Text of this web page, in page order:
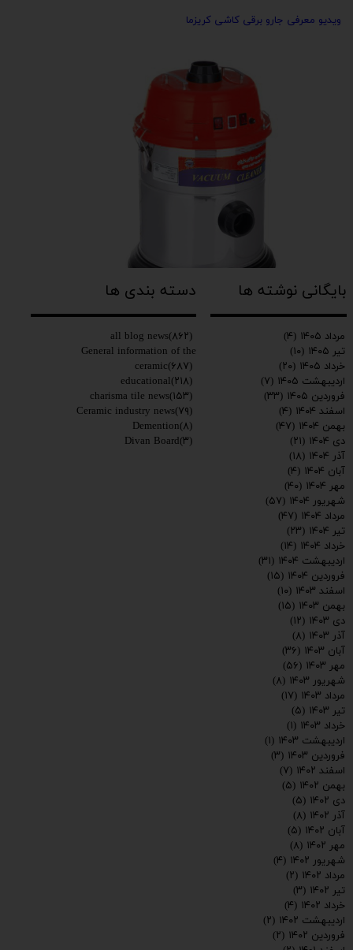
ویدیو معرفی جارو برقی کاشی کریزما
ارسال
بایگانی نوشته ها دسته بندی ها
all blog news(۸۶۲)
General information of the
ceramic(۶۸۷)
educational(۲۱۸)
charisma tile news(۱۵۳)
Ceramic industry news(۷۹)
Demention(۸)
Divan Board(۳)
مرداد ۱۴۰۵
(۴)
تیر ۱۴۰۵
(۱۰)
خرداد ۱۴۰۵
(۲۰)
اردیبهشت ۱۴۰۵
(۷)
فروردین ۱۴۰۵
(۳۳)
اسفند ۱۴۰۴
(۴)
بهمن ۱۴۰۴
(۴۷)
دی ۱۴۰۴
(۲۱)
آذر ۱۴۰۴
(۱۸)
آبان ۱۴۰۴
(۴)
مهر ۱۴۰۴
(۴۰)
شهریور ۱۴۰۴
(۵۷)
مرداد ۱۴۰۴
(۴۷)
تیر ۱۴۰۴
(۲۳)
خرداد ۱۴۰۴
(۱۴)
اردیبهشت ۱۴۰۴
(۳۱)
فروردین ۱۴۰۴
(۱۵)
اسفند ۱۴۰۳
(۱۰)
بهمن ۱۴۰۳
(۱۵)
دی ۱۴۰۳
(۱۲)
آذر ۱۴۰۳
(۸)
آبان ۱۴۰۳
(۳۶)
مهر ۱۴۰۳
(۵۶)
شهریور ۱۴۰۳
(۸)
مرداد ۱۴۰۳
(۱۷)
تیر ۱۴۰۳
(۵)
خرداد ۱۴۰۳
(۱)
اردیبهشت ۱۴۰۳
(۱)
فروردین ۱۴۰۳
(۳)
اسفند ۱۴۰۲
(۷)
بهمن ۱۴۰۲
(۵)
دی ۱۴۰۲
(۵)
آذر ۱۴۰۲
(۸)
آبان ۱۴۰۲
(۵)
مهر ۱۴۰۲
(۸)
شهریور ۱۴۰۲
(۴)
مرداد ۱۴۰۲
(۲)
تیر ۱۴۰۲
(۳)
خرداد ۱۴۰۲
(۴)
اردیبهشت ۱۴۰۲
(۲)
فروردین ۱۴۰۲
(۲)